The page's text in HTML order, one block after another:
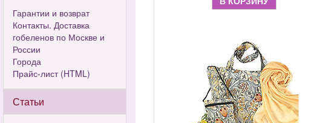
Гарантии и возврат
Контакты. Доставка
гобеленов по Москве и
России
Города
Прайс-лист (HTML)
Статьи